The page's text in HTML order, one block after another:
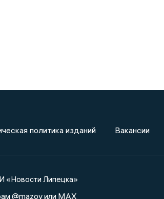
политика изданий Вакансии
«Новости Липецка»
@mazovили MAX